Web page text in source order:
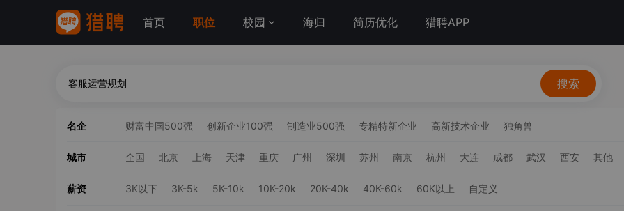
首页 职位 校园 海归 简历优化 猎聘APP
搜索
名企 财富中国500强 创新企业100强 制造业500强 专精特新企业 高新技术企业 独角兽
城市 全国 北京 上海 天津 重庆 广州 深圳 苏州 南京 杭州 大连 成都 武汉 西安 其他
薪资 3K以下 3K-5k 5K-10k 10K-20k 20K-40k 40K-60k 60K以上 自定义